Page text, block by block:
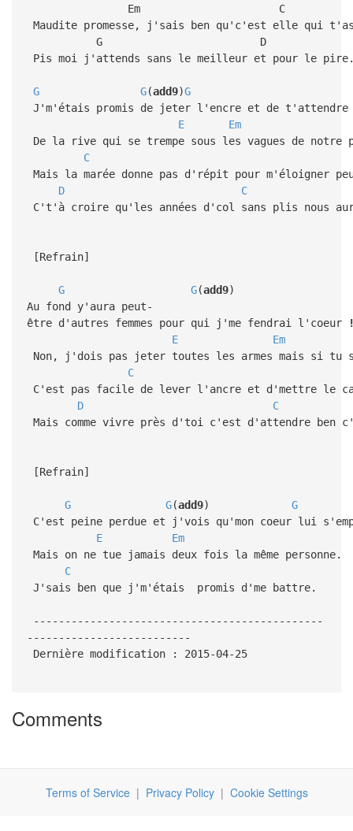
Em C
Maudite promesse, j'sais ben qu'c'est elle qui
G D
Pis moi j'attends sans le meilleur et pour le
G G(add9)G
J'm'étais promis de jeter l'encre et de t'attendre
E
Em
De la rive qui se trempe sous les vagues de notre
C
Mais la marée donne pas d'répit pour m'éloigner
D
C
C't'à croire qu'les années d'col sans plis nous
[Refrain]
G G(add9
Au fond y'aura peut-
être d'autres femmes pour qui j'me fendrai l'coeur
E
Em
Non, j'dois pas jeter toutes les armes mais si tu
C
C'est pas facile de lever l'ancre et d'mettre le
D
C
Mais comme vivre près d'toi c'est d'attendre ben
[Refrain]
G G(add9) G
C'est peine perdue et j'vois qu'mon coeur lui
E
Em
Mais on ne tue jamais deux fois la même personne.
C
J'sais ben que j'm'étais promis d'me battre.
----------------------------------------------
--------------------------
Dernière modification : 2015-04-25
Comments
Terms of Service| Privacy Policy| Cookie Settings